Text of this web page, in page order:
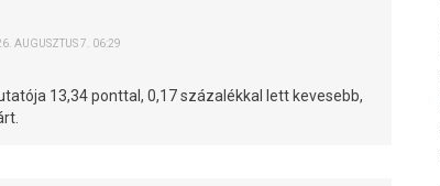
AUGUSZTUS 7. 06:29
13,34 ponttal, 0,17 százalékkal lett kevesebb,